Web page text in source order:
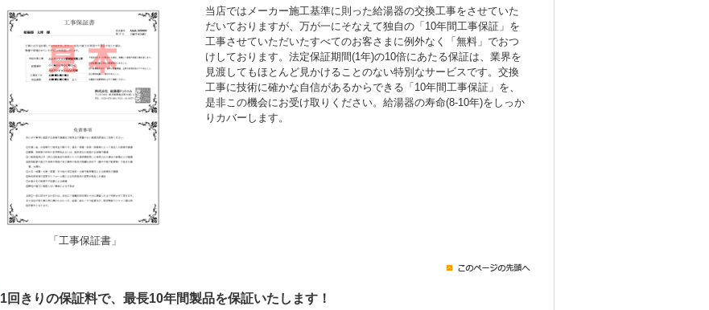
「工事保証書」
当店ではメーカー施工基準に則った給湯器の交換工事をさせていた
だいておりますが、万が一にそなえて独自の「10年間工事保証」を
工事させていただいたすべてのお客さまに例外なく「無料」でおつ
けしております。法定保証期間(1年)の10倍にあたる保証は、業界を
見渡してもほとんど見かけることのない特別なサービスです。交換
工事に技術に確かな自信があるからできる「10年間工事保証」を、
是非この機会にお受け取りください。給湯器の寿命(8-10年)をしっか
りカバーします。
1回きりの保証料で、最長10年間製品を保証いたします！